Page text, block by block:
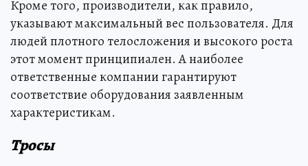
Кроме того, производители, как правило,
указывают максимальный вес пользователя. Для
людей плотного телосложения и высокого роста
этот момент принципиален. А наиболее
ответственные компании гарантируют
соответствие оборудования заявленным
характеристикам.
Тросы